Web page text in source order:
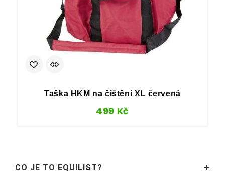
Taška HKM na čištění XL červená
499 Kč
CO JE TO EQUILIST?